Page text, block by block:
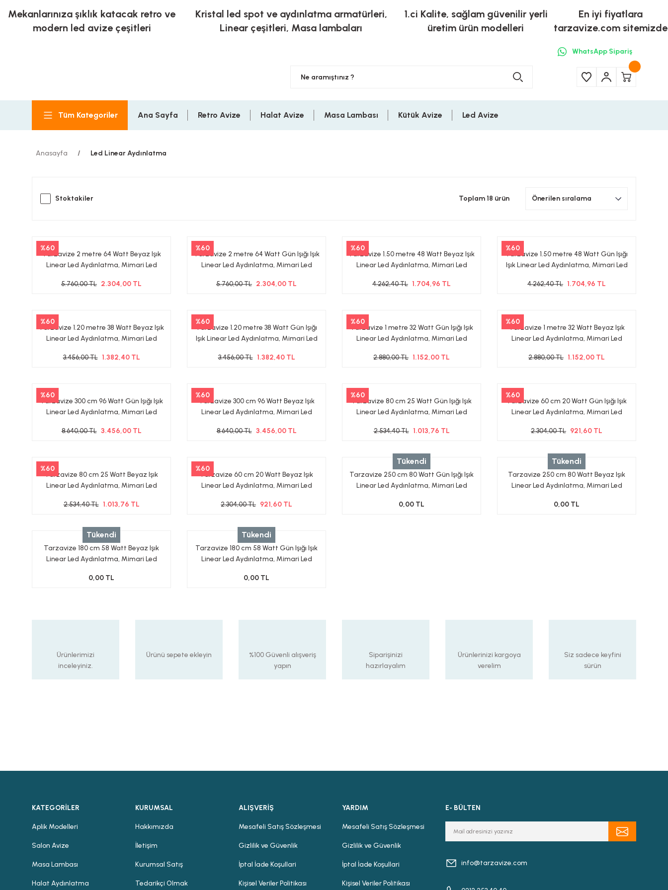
Mekanlarınıza şıklık katacak retro ve
modern led avize çeşitleri
Kristal led spot ve aydınlatma armatürleri,
Linear çeşitleri, Masa lambaları
1.ci Kalite, sağlam güvenilir yerli
üretim ürün modelleri
En iyi fiyatlara
tarzavize.com sitemizde
WhatsApp Sipariş
Tüm Kategoriler Ana Sayfa Retro Avize Halat Avize Masa Lambası Kütük Avize Led Avize
Anasayfa Led Linear Aydınlatma
Stoktakiler Toplam 18 ürün
%60
Tarzavize 2 metre 64 Watt Beyaz Işık
Linear Led Aydınlatma, Mimari Led
5.760,00 TL 2.304,00 TL
%60
Tarzavize 2 metre 64 Watt Gün Işığı Işık
Linear Led Aydınlatma, Mimari Led
5.760,00 TL 2.304,00 TL
%60
Tarzavize 1.50 metre 48 Watt Beyaz Işık
Linear Led Aydınlatma, Mimari Led
4.262,40 TL 1.704,96 TL
%60
Tarzavize 1.50 metre 48 Watt Gün Işığı
Işık Linear Led Aydınlatma, Mimari Led
4.262,40 TL 1.704,96 TL
%60
Tarzavize 1.20 metre 38 Watt Beyaz Işık
Linear Led Aydınlatma, Mimari Led
3.456,00 TL 1.382,40 TL
%60
Tarzavize 1.20 metre 38 Watt Gün Işığı
Işık Linear Led Aydınlatma, Mimari Led
3.456,00 TL 1.382,40 TL
%60
Tarzavize 1 metre 32 Watt Gün Işığı Işık
Linear Led Aydınlatma, Mimari Led
2.880,00 TL 1.152,00 TL
%60
Tarzavize 1 metre 32 Watt Beyaz Işık
Linear Led Aydınlatma, Mimari Led
2.880,00 TL 1.152,00 TL
%60
Tarzavize 300 cm 96 Watt Gün Işığı Işık
Linear Led Aydınlatma, Mimari Led
8.640,00 TL 3.456,00 TL
%60
Tarzavize 300 cm 96 Watt Beyaz Işık
Linear Led Aydınlatma, Mimari Led
8.640,00 TL 3.456,00 TL
%60
Tarzavize 80 cm 25 Watt Gün Işığı Işık
Linear Led Aydınlatma, Mimari Led
2.534,40 TL 1.013,76 TL
%60
Tarzavize 60 cm 20 Watt Gün Işığı Işık
Linear Led Aydınlatma, Mimari Led
2.304,00 TL 921,60 TL
%60
Tarzavize 80 cm 25 Watt Beyaz Işık
Linear Led Aydınlatma, Mimari Led
2.534,40 TL 1.013,76 TL
%60
Tarzavize 60 cm 20 Watt Beyaz Işık
Linear Led Aydınlatma, Mimari Led
2.304,00 TL 921,60 TL
Tükendi
Tarzavize 250 cm 80 Watt Gün Işığı Işık
Linear Led Aydınlatma, Mimari Led
0,00 TL
Tükendi
Tarzavize 250 cm 80 Watt Beyaz Işık
Linear Led Aydınlatma, Mimari Led
0,00 TL
Tükendi
Tarzavize 180 cm 58 Watt Beyaz Işık
Linear Led Aydınlatma, Mimari Led
0,00 TL
Tükendi
Tarzavize 180 cm 58 Watt Gün Işığı Işık
Linear Led Aydınlatma, Mimari Led
0,00 TL
Ürünlerimizi
inceleyiniz.
Ürünü sepete ekleyin
%100 Güvenli alışveriş
yapın
Siparişinizi
hazırlayalım
Ürünlerinizi kargoya
verelim
Siz sadece keyfini
sürün
KATEGORİLER
Aplik Modelleri
Salon Avize
Masa Lambası
Halat Aydınlatma
KURUMSAL
Hakkımızda
İletişim
Kurumsal Satış
Tedarikçi Olmak
ALIŞVERİŞ
Mesafeli Satış Sözleşmesi
Gizlilik ve Güvenlik
İptal İade Koşullari
Kişisel Veriler Politikası
YARDIM
Mesafeli Satış Sözleşmesi
Gizlilik ve Güvenlik
İptal İade Koşullari
Kişisel Veriler Politikası
E- BÜLTEN
info@tarzavize.com